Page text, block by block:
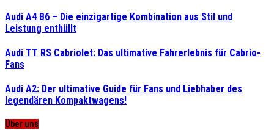
Audi A4 B6 – Die einzigartige Kombination aus Stil und
Leistung enthüllt
Audi TT RS Cabriolet: Das ultimative Fahrerlebnis für Cabrio-
Fans
Audi A2: Der ultimative Guide für Fans und Liebhaber des
legendären Kompaktwagens!
Über uns